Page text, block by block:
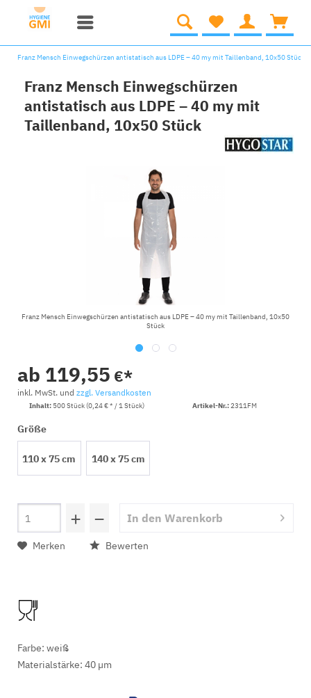
Franz Mensch Einwegschürzen antistatisch aus LDPE – 40 my mit Taillenband, 10x50 Stück
Franz Mensch Einwegschürzen
antistatisch aus LDPE – 40 my mit
Taillenband, 10x50 Stück
Franz Mensch Einwegschürzen antistatisch aus LDPE – 40 my mit Taillenband, 10x50
Stück
ab 119,55 €*
inkl. MwSt. und zzgl. Versandkosten
Inhalt: 500 Stück (0,24 € * / 1 Stück) Artikel-Nr.:2311FM
Größe
110 x 75 cm 140 x 75 cm
+ − In den Warenkorb
Merken Bewerten
Farbe: weiß
Materialstärke: 40 µm